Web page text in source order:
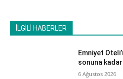
İLGİLİ HABERLER
Emniyet
sonuna
6 Ağustos 2026